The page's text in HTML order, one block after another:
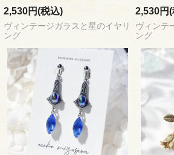
2,530円(税込)
ヴィンテージガラスと星のイヤリ
ング
2,530円
ヴィンテ
ング